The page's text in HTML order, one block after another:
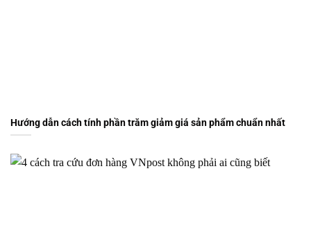
Hướng dẫn cách tính phần trăm giảm giá sản phẩm chuẩn nhất